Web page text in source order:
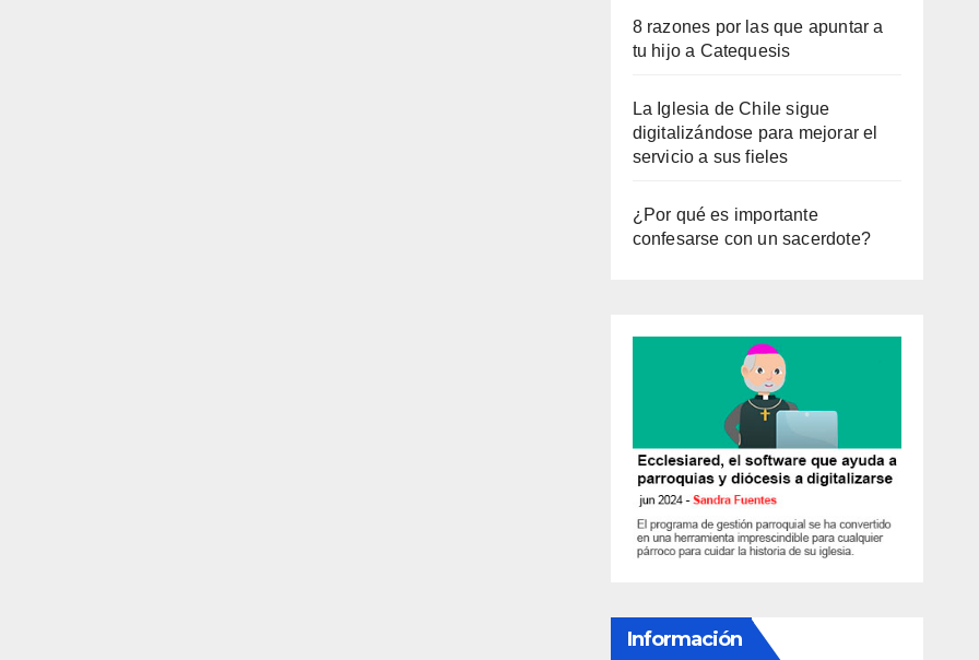
8 razones por las que apuntar a
tu hijo a Catequesis
La Iglesia de Chile sigue
digitalizándose para mejorar el
servicio a sus fieles
¿Por qué es importante
confesarse con un sacerdote?
Información